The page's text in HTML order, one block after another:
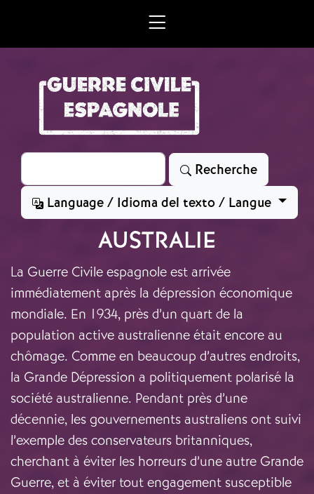
Rechercher
Recherche
Language / Idioma del texto / Langue
AUSTRALIE
La Guerre Civile espagnole est arrivée
immédiatement après la dépression économique
mondiale. En 1934, près d’un quart de la
population active australienne était encore au
chômage. Comme en beaucoup d’autres endroits,
la Grande Dépression a politiquement polarisé la
société australienne. Pendant près d’une
décennie, les gouvernements australiens ont suivi
l’exemple des conservateurs britanniques,
cherchant à éviter les horreurs d’une autre Grande
Guerre, et à éviter tout engagement susceptible